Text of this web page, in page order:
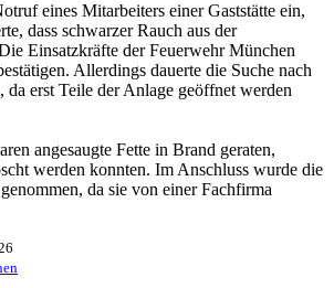
eines Mitarbeiters einer Gaststätte ein,
dass schwarzer Rauch aus der
Einsatzkräfte der Feuerwehr München
Allerdings dauerte die Suche nach
da erst Teile der Anlage geöffnet werden
angesaugte Fette in Brand geraten,
werden konnten. Im Anschluss wurde die
da sie von einer Fachfirma